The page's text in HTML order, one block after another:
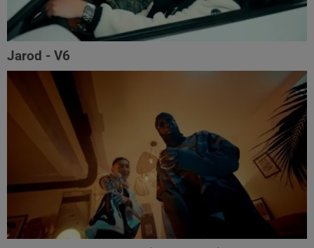
Jarod - V6